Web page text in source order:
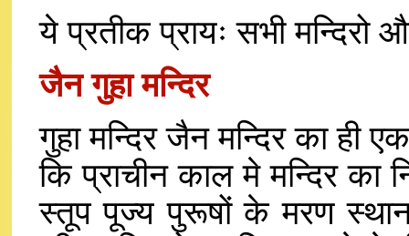
ये प्रतीक प्रायः सभी मन्दिरो
जैन गुहा मन्दिर
गुहा मन्दिर जैन मन्दिर का ही
कि प्राचीन काल मे मन्दिर का
स्तूप पूज्य पुरूषों के मरण